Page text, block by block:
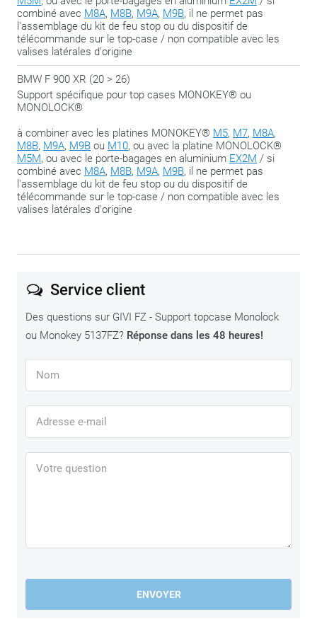
combiné avec M8A, M8B, M9A, M9B, il ne permet pas
l'assemblage du kit de feu stop ou du dispositif de
télécommande sur le top-case / non compatible avec les
valises latérales d'origine
BMW F 900 XR (20 > 26)
Support spécifique pour top cases MONOKEY® ou
MONOLOCK®
à combiner avec les platines MONOKEY® M5, M7, M8A,
M8B, M9A, M9B ou M10, ou avec la platine MONOLOCK®
M5M, ou avec le porte-bagages en aluminium EX2M / si
combiné avec M8A, M8B, M9A, M9B, il ne permet pas
l'assemblage du kit de feu stop ou du dispositif de
télécommande sur le top-case / non compatible avec les
valises latérales d'origine
Service client
Des questions sur GIVI FZ - Support topcase Monolock
ou Monokey 5137FZ? Réponse dans les 48 heures!
ENVOYER